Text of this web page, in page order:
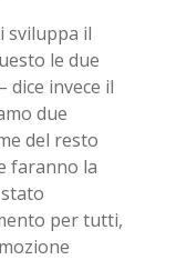
sviluppa il
le due
invece il
due
del resto
faranno la
per tutti,